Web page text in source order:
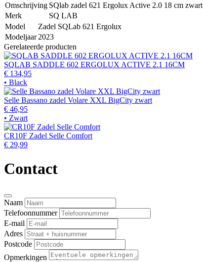
Omschrijving SQlab zadel 621 Ergolux Active 2.0 18 cm zwart
Merk
SQ LAB
Model
Zadel SQLab 621 Ergolux
Modeljaar 2023
Gerelateerde producten
SQLAB SADDLE 602 ERGOLUX ACTIVE 2.1 16CM
€ 134,95
• Black
Selle Bassano zadel Volare XXL BigCity zwart
€ 46,95
• Zwart
CR10F Zadel Selle Comfort
€ 29,99
Contact
Naam
Telefoonnummer
E-mail
Adres
Postcode
Opmerkingen